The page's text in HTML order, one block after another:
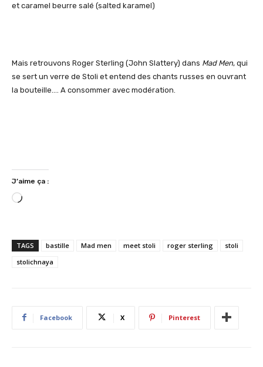
et caramel beurre salé (salted karamel)
Mais retrouvons Roger Sterling (John Slattery) dans Mad Men, qui
se sert un verre de Stoli et entend des chants russes en ouvrant
la bouteille…. A consommer avec modération.
J’aime ça :
C
r
g
e
t
TAGS bastille Mad men meet stoli roger sterling
stoli
stolichnaya
Facebook X Pinterest